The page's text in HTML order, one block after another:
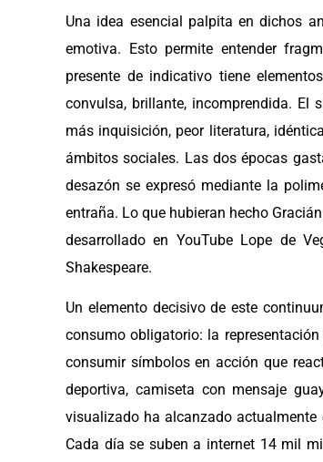
Una idea esencial palpita en dichos
emotiva. Esto permite entender
presente de indicativo tiene
convulsa, brillante, incomprendida. El
más inquisición, peor literatura,
ámbitos sociales. Las dos épocas
desazón se expresó mediante la
entraña. Lo que hubieran hecho
desarrollado en YouTube Lope de
Shakespeare.
Un elemento decisivo de este
consumo obligatorio: la
consumir símbolos en acción que
deportiva, camiseta con mensaje
visualizado ha alcanzado
Cada día se suben a internet 14 mil